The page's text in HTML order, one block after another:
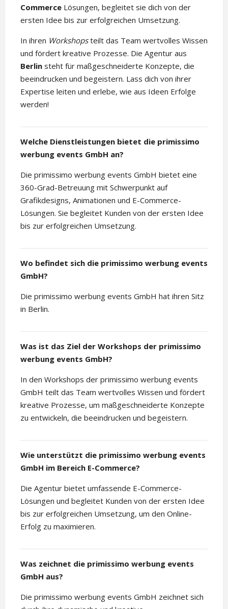
Commerce Lösungen, begleitet sie dich von der
ersten Idee bis zur erfolgreichen Umsetzung.
In ihren Workshopsteilt das Team wertvolles Wissen
und fördert kreative Prozesse. Die Agentur aus
Berlin steht für maßgeschneiderte Konzepte, die
beeindrucken und begeistern. Lass dich von ihrer
Expertise leiten und erlebe, wie aus Ideen Erfolge
werden!
Welche Dienstleistungen bietet die primissimo
werbung events GmbH an?
Die primissimo werbung events GmbH bietet eine
360-Grad-Betreuung mit Schwerpunkt auf
Grafikdesigns, Animationen und E-Commerce-
Lösungen. Sie begleitet Kunden von der ersten Idee
bis zur erfolgreichen Umsetzung.
Wo befindet sich die primissimo werbung events
GmbH?
Die primissimo werbung events GmbH hat ihren Sitz
in Berlin.
Was ist das Ziel der Workshops der primissimo
werbung events GmbH?
In den Workshops der primissimo werbung events
GmbH teilt das Team wertvolles Wissen und fördert
kreative Prozesse, um maßgeschneiderte Konzepte
zu entwickeln, die beeindrucken und begeistern.
Wie unterstützt die primissimo werbung events
GmbH im Bereich E-Commerce?
Die Agentur bietet umfassende E-Commerce-
Lösungen und begleitet Kunden von der ersten Idee
bis zur erfolgreichen Umsetzung, um den Online-
Erfolg zu maximieren.
Was zeichnet die primissimo werbung events
GmbH aus?
Die primissimo werbung events GmbH zeichnet sich